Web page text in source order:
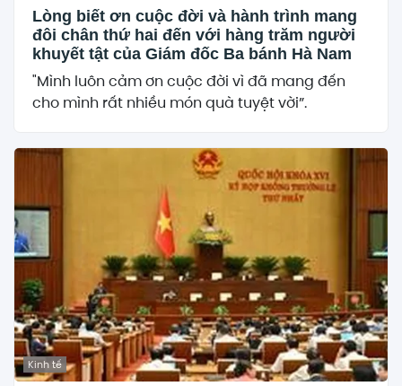
Lòng biết ơn cuộc đời và hành trình mang
đôi chân thứ hai đến với hàng trăm người
khuyết tật của Giám đốc Ba bánh Hà Nam
"Mình luôn cảm ơn cuộc đời vì đã mang đến
cho mình rất nhiều món quà tuyệt vời”.
Kinh tế